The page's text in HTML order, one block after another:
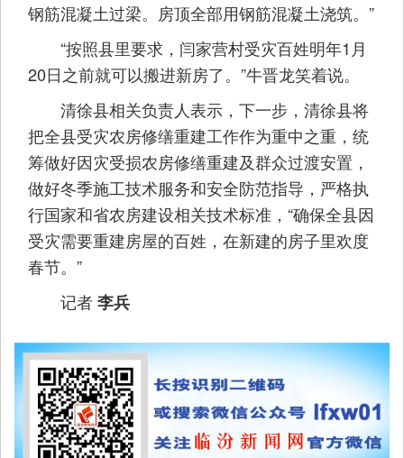
钢筋混凝土过梁。房顶全部用钢筋混凝土浇筑。”
“按照县里要求，闫家营村受灾百姓明年1月
20日之前就可以搬进新房了。”牛晋龙笑着说。
清徐县相关负责人表示，下一步，清徐县将
把全县受灾农房修缮重建工作作为重中之重，统
筹做好因灾受损农房修缮重建及群众过渡安置，
做好冬季施工技术服务和安全防范指导，严格执
行国家和省农房建设相关技术标准，“确保全县因
受灾需要重建房屋的百姓，在新建的房子里欢度
春节。”
记者李兵